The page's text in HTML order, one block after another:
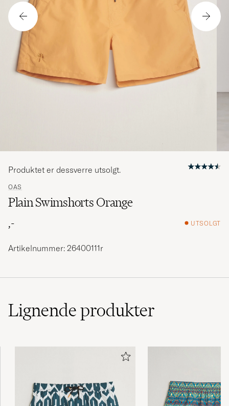
OAS
Plain Swimshorts Orange
,-
UTSOLGT
Produktet er dessverre utsolgt.
Artikelnummer: 26400111r
Lignendeprodukter